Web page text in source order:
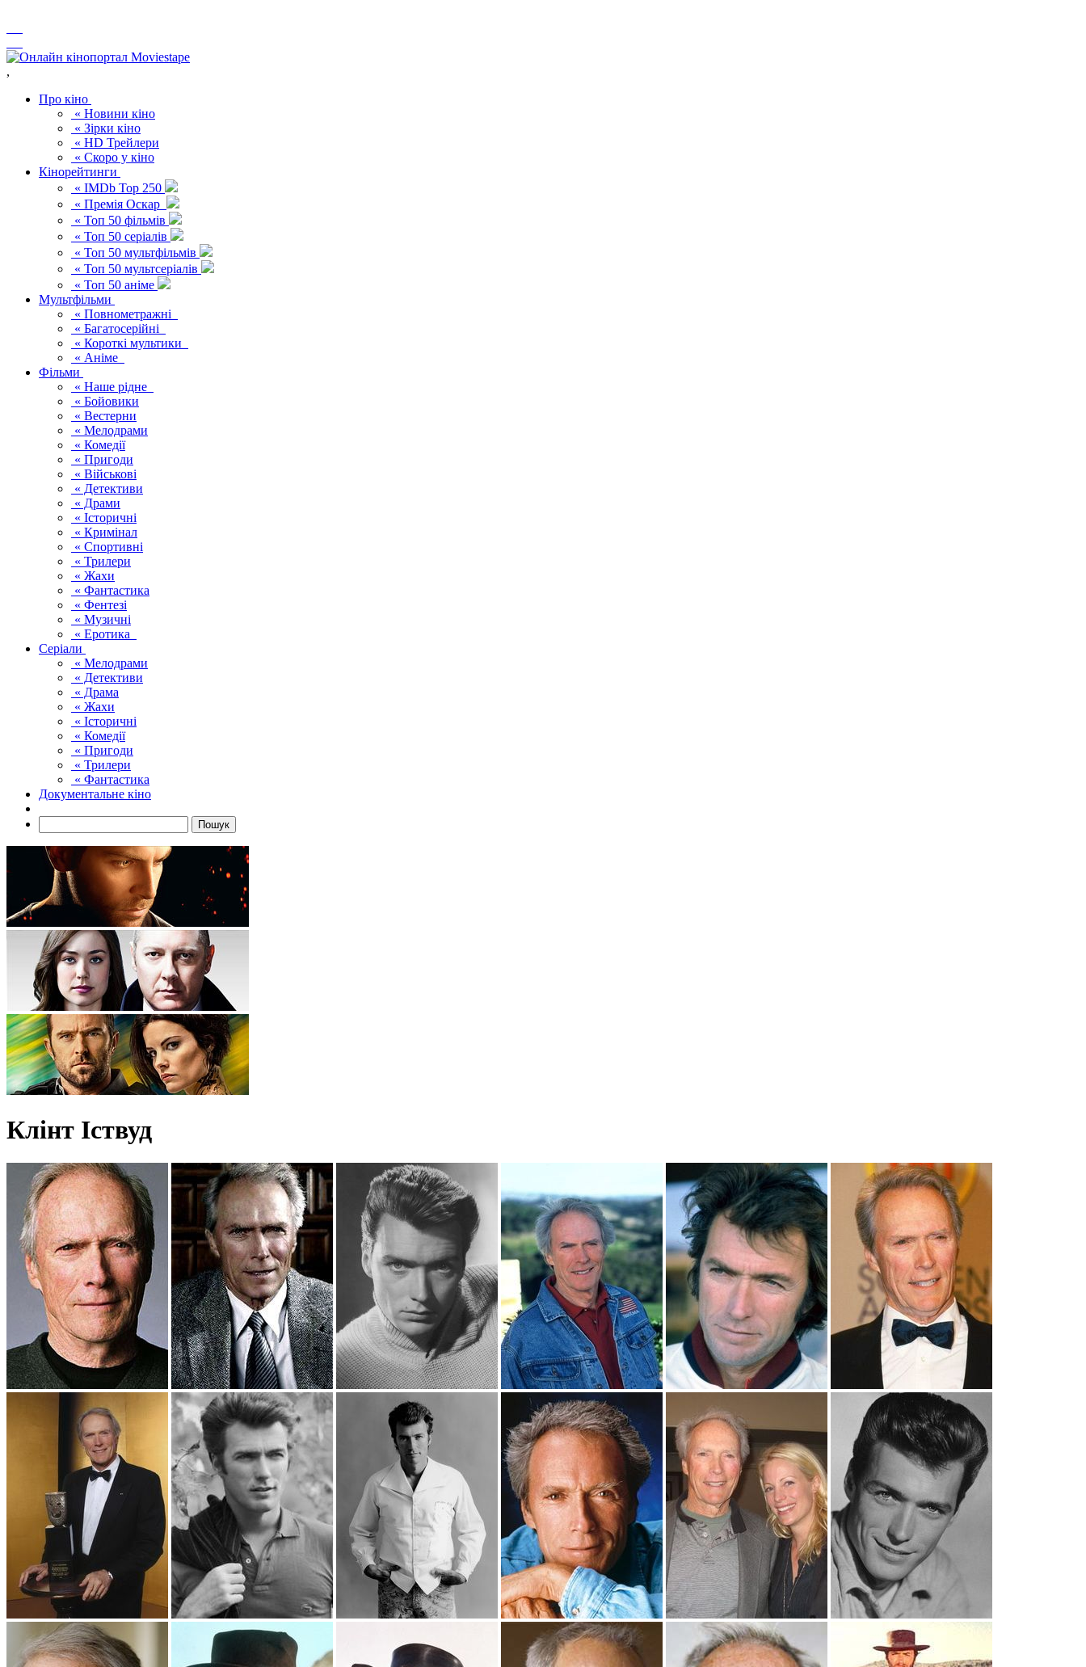
,
Про кіно
« Новини кіно
« Зірки кіно
« HD Трейлери
« Скоро у кіно
Кінорейтинги
« IMDb Top 250
« Премія Оскар
« Топ 50 фільмів
« Топ 50 серіалів
« Топ 50 мультфільмів
« Топ 50 мультсеріалів
« Топ 50 аніме
Мультфільми
« Повнометражні
« Багатосерійні
« Короткі мультики
« Аніме
Фільми
« Наше рідне
« Бойовики
« Вестерни
« Мелодрами
« Комедії
« Пригоди
« Військові
« Детективи
« Драми
« Історичні
« Кримінал
« Спортивні
« Трилери
« Жахи
« Фантастика
« Фентезі
« Музичні
« Еротика
Серіали
« Мелодрами
« Детективи
« Драма
« Жахи
« Історичні
« Комедії
« Пригоди
« Трилери
« Фантастика
Документальне кіно
Пошук
Клінт Іствуд